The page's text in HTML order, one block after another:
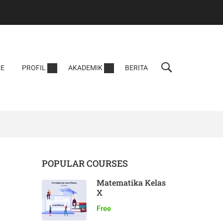
PROFIL AKADEMIK BERITA
POPULAR COURSES
Matematika Kelas
X
Free